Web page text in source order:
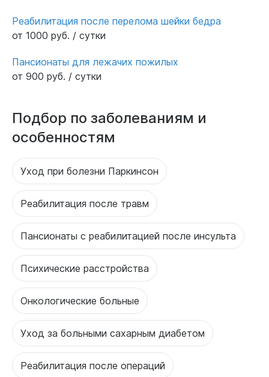
Реабилитация после перелома шейки бедра
от 1000 руб. / сутки
Пансионаты для лежачих пожилых
от 900 руб. / сутки
Подбор по заболеваниям и
особенностям
Уход при болезни Паркинсон
Реабилитация после травм
Пансионаты с реабилитацией после инсульта
Психические расстройства
Онкологические больные
Уход за больными сахарным диабетом
Реабилитация после операций